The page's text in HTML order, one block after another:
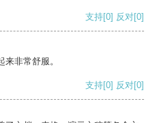
支持[0] 反对[0]
非常舒服。
支持[0] 反对[0]